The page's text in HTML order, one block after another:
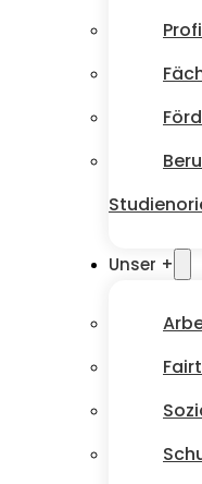
Unser +